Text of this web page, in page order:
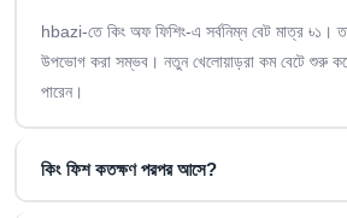
hbazi-তে কিং অফ ফিশিং-এ সর্বনিম্ন বেট মাত্র ৳১।
উপভোগ করা সম্ভব। নতুন খেলোয়াড়রা কম বেটে শুরু করে
পারেন।
কিং ফিশ কতক্ষণ পরপর আসে?